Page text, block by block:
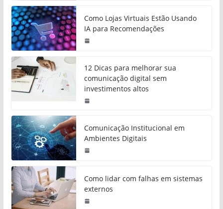
Como Lojas Virtuais Estão Usando
IA para Recomendações
12 Dicas para melhorar sua
comunicação digital sem
investimentos altos
Comunicação Institucional em
Ambientes Digitais
Como lidar com falhas em sistemas
externos